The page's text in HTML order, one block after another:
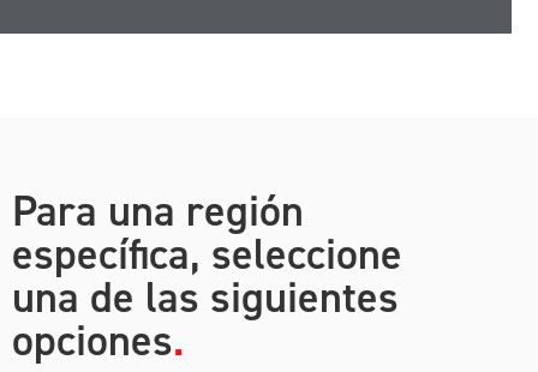
Para una región
específica, seleccione
una de las siguientes
opciones